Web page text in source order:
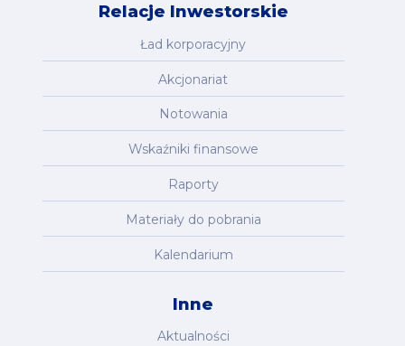
Relacje Inwestorskie
Ład korporacyjny
Akcjonariat
Notowania
Wskaźniki finansowe
Raporty
Materiały do pobrania
Kalendarium
Inne
Aktualności